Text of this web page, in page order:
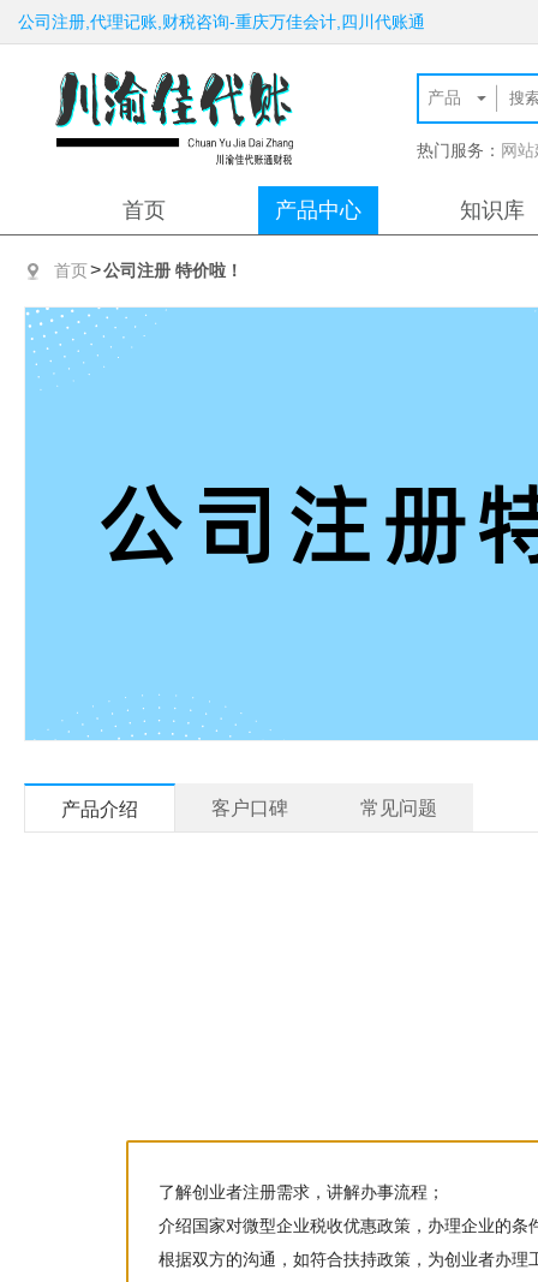
公司注册,代理记账,财税咨询-重庆万佳会计,四川代账通
热门服务： 网
首页 产品中心 知识库
首页>公司注册 特价啦！
产品介绍 客户口碑 常见问题
了解创业者注册需求，讲解办事流程；
介绍国家对微型企业税收优惠政策，办理企业的条
根据双方的沟通，如符合扶持政策，为创业者办理